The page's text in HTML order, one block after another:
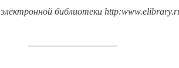
библиотеки http:www.elibrary.